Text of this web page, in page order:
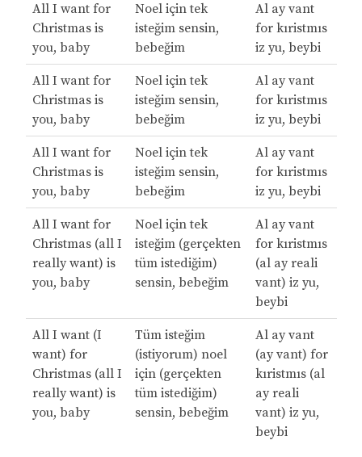
All I want for
Christmas is
you, baby
Noel için tek
isteğim sensin,
bebeğim
Al ay vant
for kıristmıs
iz yu, beybi
All I want for
Christmas is
you, baby
Noel için tek
isteğim sensin,
bebeğim
Al ay vant
for kıristmıs
iz yu, beybi
All I want for
Christmas is
you, baby
Noel için tek
isteğim sensin,
bebeğim
Al ay vant
for kıristmıs
iz yu, beybi
All I want for
Christmas (all I
really want) is
you, baby
Noel için tek
isteğim (gerçekten
tüm istediğim)
sensin, bebeğim
Al ay vant
for kıristmıs
(al ay reali
vant) iz yu,
beybi
All I want (I
want) for
Christmas (all I
really want) is
you, baby
Tüm isteğim
(istiyorum) noel
için (gerçekten
tüm istediğim)
sensin, bebeğim
Al ay vant
(ay vant) for
kıristmıs (al
ay reali
vant) iz yu,
beybi